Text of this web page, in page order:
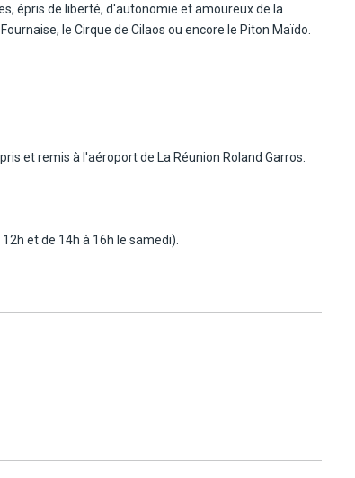
épris de liberté, d'autonomie et amoureux de la
le Cirque de Cilaos ou encore le Piton Maïdo.
et remis à l'aéroport de La Réunion Roland Garros.
et de 14h à 16h le samedi).
supplémentaires offert). Pour tout